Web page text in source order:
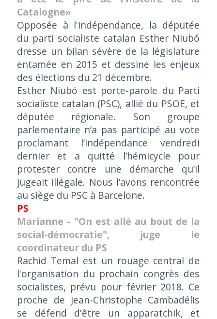
Catalogne»
Opposée à l'indépendance, la députée
du parti socialiste catalan Esther Niubó
dresse un bilan sévère de la législature
entamée en 2015 et dessine les enjeux
des élections du 21 décembre.
Esther Niubó est porte-parole du Parti
socialiste catalan (PSC), allié du PSOE, et
députée régionale. Son groupe
parlementaire n’a pas participé au vote
proclamant l’indépendance vendredi
dernier et a quitté l’hémicycle pour
protester contre une démarche qu’il
jugeait illégale. Nous l’avons rencontrée
au siège du PSC à Barcelone.
PS
Marianne - "On est allé au bout de la
social-démocratie", juge le
coordinateur du PS
Rachid Temal est un rouage central de
l'organisation du prochain congrès des
socialistes, prévu pour février 2018. Ce
proche de Jean-Christophe Cambadélis
se défend d'être un apparatchik, et